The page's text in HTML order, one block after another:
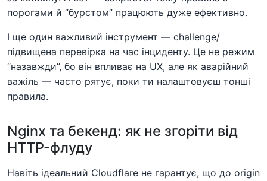
порогами й “бурстом” працюють дуже ефективно.
І ще один важливий інструмент — challenge/
підвищена перевірка на час інциденту. Це не режим
“назавжди”, бо він впливає на UX, але як аварійний
важіль — часто рятує, поки ти налаштовуєш тонші
правила.
Nginx та бекенд: як не згоріти від
HTTP-флуду
Навіть ідеальний Cloudflare не гарантує, що до origin